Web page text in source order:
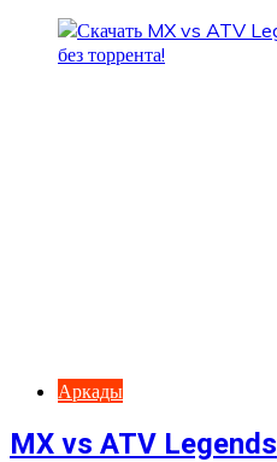
Аркады
MX vs ATV Legends